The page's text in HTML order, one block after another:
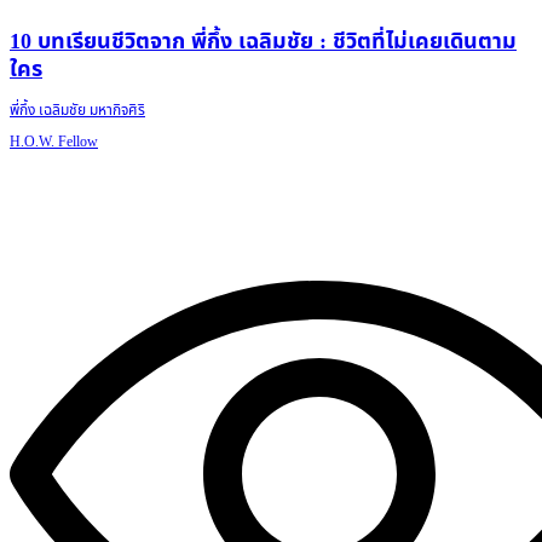
10 บทเรียนชีวิตจาก พี่กึ้ง เฉลิมชัย : ชีวิตที่ไม่เคยเดินตาม
ใคร
พี่กึ้ง เฉลิมชัย มหากิจศิริ
H.O.W. Fellow